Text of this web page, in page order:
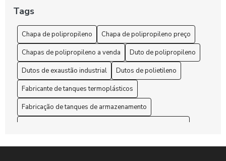
Chapa de polipropileno é a solução ideal para suas
Chapa de Polipropileno Preço: 6 Fatores que Influenciam
Chapa de Polipropileno Preço: 7 Dicas para Economizar
Chapa de polipropileno preço: como encontrar as melhores
ofertas no mercado
Chapa de Polipropileno Preço: Descubra as Melhores
Tags
Chapa de polipropileno
Chapa de polipropileno preço
Chapas de polipropileno a venda
Duto de polipropileno
Dutos de exaustão industrial
Dutos de polietileno
Fabricante de tanques termoplásticos
Fabricação de tanques de armazenamento